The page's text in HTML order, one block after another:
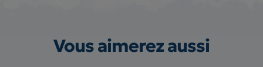
Vous aimerez aussi